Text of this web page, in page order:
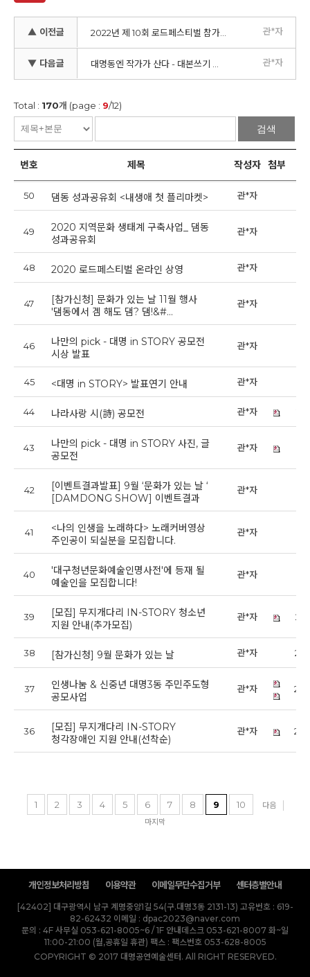
▲ 이전글 관*자
▼ 다음글 관*자
Total : 170개 (page : 9/12)
검색
번호 제목 작성자 첨부
50 댐동 성과공유회 <내생애 첫 플리마켓> 관*자
49
2020 지역문화 생태계 구축사업_ 댐동
성과공유회
관*자
48 2020 로드페스티벌 온라인 상영 관*자
47
[참가신청] 문화가 있는 날 11월 행사
'댐동에서 겜 해도 댐? 댐!&#…
관*자
46
나만의 pick - 대명 in STORY 공모전
시상 발표
관*자
45 <대명 in STORY> 발표연기 안내 관*자
44 나라사랑 시(詩) 공모전 관*자
43
나만의 pick - 대명 in STORY 사진, 글
공모전
관*자
42
[이벤트결과발표] 9월 ‘문화가 있는 날 ‘
[DAMDONG SHOW] 이벤트결과
관*자
41
<나의 인생을 노래하다> 노래커버영상
주인공이 되실분을 모집합니다.
관*자
40
'대구청년문화예술인명사전'에 등재 될
예술인을 모집합니다!
관*자
39
[모집] 무지개다리 IN-STORY 청소년
지원 안내(추가모집)
관*자
38 [참가신청] 9월 문화가 있는 날 관*자
37
인생나눔 & 신중년 대명3동 주민주도형
공모사업
관*자
36
[모집] 무지개다리 IN-STORY
청각장애인 지원 안내(선착순)
관*자
1 2 3 4 5 6 7 8 9 10
다음
마지막
개인정보처리방침 이용약관 이메일무단수집거부 센터층별안내
[42402] 대구광역시 남구 계명중앙1길 54(구.대명3동 2131-13) 고유번호 : 619-
82-62432 이메일 : dpac2023@naver.com
문의 : 4F 사무실 053-621-8005~6 / 1F 안내데스크 053-621-8007 화~일
11:00-21:00 (월,공휴일 휴관) 팩스 : 팩스번호 053-628-8005
COPYRIGHT © 2017 대명공연예술센터. All RIGHT RESERVED.